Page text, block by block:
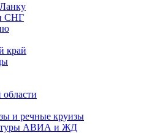
СНГ
край
и речные круизы
туры АВИА и ЖД